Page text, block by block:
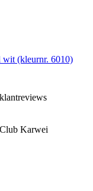
(kleurnr. 6010)
Karwei